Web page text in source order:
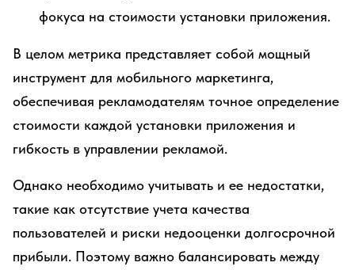
фокуса на стоимости установки приложения.
В целом метрика представляет собой мощный
инструмент для мобильного маркетинга,
обеспечивая рекламодателям точное определение
стоимости каждой установки приложения и
гибкость в управлении рекламой.
Однако необходимо учитывать и ее недостатки,
такие как отсутствие учета качества
пользователей и риски недооценки долгосрочной
прибыли. Поэтому важно балансировать между